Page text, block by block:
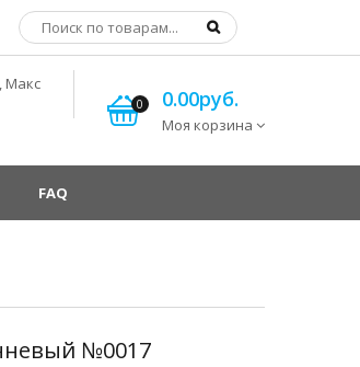
Макс
0 0.00руб.
Моя корзина
FAQ
№0017